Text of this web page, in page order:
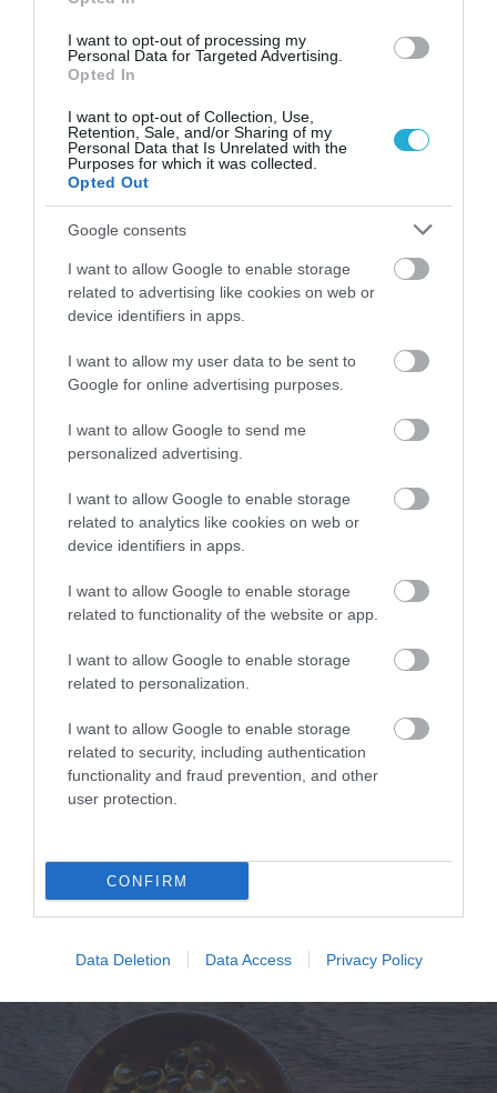
I want to opt-out of processing my
Personal Data for Targeted Advertising.
Opted In
I want to opt-out of Collection, Use,
Retention, Sale, and/or Sharing of my
Personal Data that Is Unrelated with the
Purposes for which it was collected.
Opted Out
Google consents
I want to allow Google to enable storage
related to advertising like cookies on web or
device identifiers in apps.
I want to allow my user data to be sent to
Google for online advertising purposes.
I want to allow Google to send me
personalized advertising.
I want to allow Google to enable storage
related to analytics like cookies on web or
device identifiers in apps.
I want to allow Google to enable storage
related to functionality of the website or app.
I want to allow Google to enable storage
related to personalization.
I want to allow Google to enable storage
related to security, including authentication
functionality and fraud prevention, and other
user protection.
CONFIRM
Data Deletion Data Access Privacy Policy
01.08.2026 12:11
Ξυπνάτε και σέρνεστε από την κούραση;
8+1 απλές κινήσεις για περισσότερη
ενέργεια από το πρωί
31.07.2026 15:11
Το σημάδι στο πόδι που μπορεί να κρύβει
θρόμβωση
31.07.2026 15:10
Τι είναι η χολοκυστεκτομή στην οποία
συμπτώματα που οδηγούν στην επέμβαση
ΔΗΜΟΦΙΛΗ